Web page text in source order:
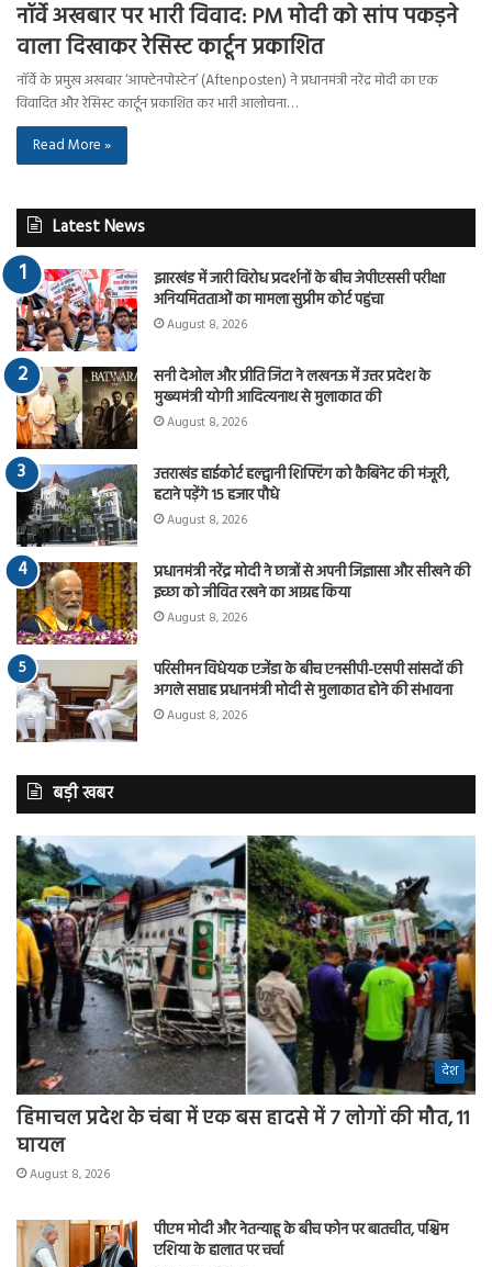
नॉर्वे अखबार पर भारी विवाद: PM मोदी को सांप पकड़ने
वाला दिखाकर रेसिस्ट कार्टून प्रकाशित
नॉर्वे के प्रमुख अखबार ‘आफ्टेनपोस्टेन’ (Aftenposten) ने प्रधानमंत्री नरेंद्र मोदी का एक
विवादित और रेसिस्ट कार्टून प्रकाशित कर भारी आलोचना…
Read More »
Latest News
झारखंड में जारी विरोध प्रदर्शनों के बीच जेपीएससी परीक्षा
अनियमितताओं का मामला सुप्रीम कोर्ट पहुंचा
August 8, 2026
सनी देओल और प्रीति जिंटा ने लखनऊ में उत्तर प्रदेश के
मुख्यमंत्री योगी आदित्यनाथ से मुलाकात की
August 8, 2026
उत्तराखंड हाईकोर्ट हल्द्वानी शिफ्टिंग को कैबिनेट की मंजूरी,
हटाने पड़ेंगे 15 हजार पौधे
August 8, 2026
प्रधानमंत्री नरेंद्र मोदी ने छात्रों से अपनी जिज्ञासा और सीखने की
इच्छा को जीवित रखने का आग्रह किया
August 8, 2026
परिसीमन विधेयक एजेंडा के बीच एनसीपी-एसपी सांसदों की
अगले सप्ताह प्रधानमंत्री मोदी से मुलाकात होने की संभावना
August 8, 2026
बड़ी खबर
देश
हिमाचल प्रदेश के चंबा में एक बस हादसे में 7 लोगों की मौत, 11
घायल
August 8, 2026
पीएम मोदी और नेतन्याहू के बीच फोन पर बातचीत, पश्चिम
एशिया के हालात पर चर्चा